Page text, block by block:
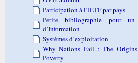
Participation à l’IETF par pays
Petite bibliographie pour
d’Information
Systèmes d’exploitation
Why Nations Fail : The Origins
Poverty